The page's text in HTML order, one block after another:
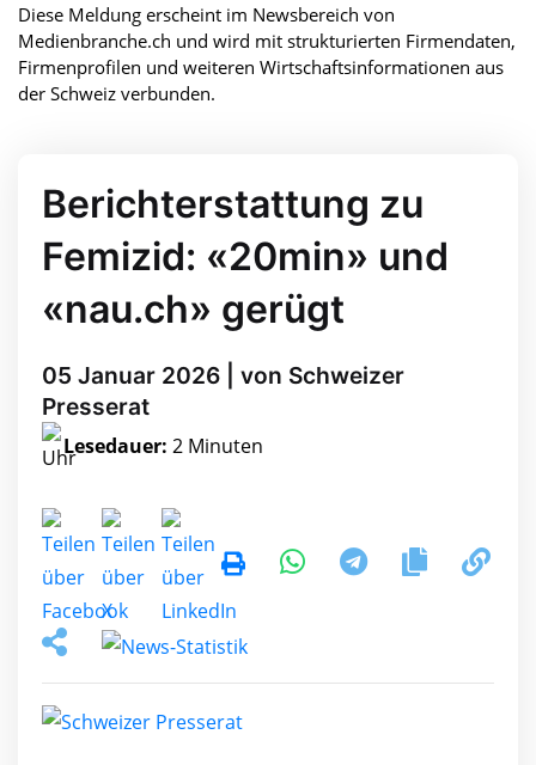
Diese Meldung erscheint im Newsbereich von
Medienbranche.ch und wird mit strukturierten Firmendaten,
Firmenprofilen und weiteren Wirtschaftsinformationen aus
der Schweiz verbunden.
Berichterstattung zu
Femizid: «20min» und
«nau.ch» gerügt
05 Januar 2026 | von Schweizer
Presserat
Lesedauer: 2 Minuten